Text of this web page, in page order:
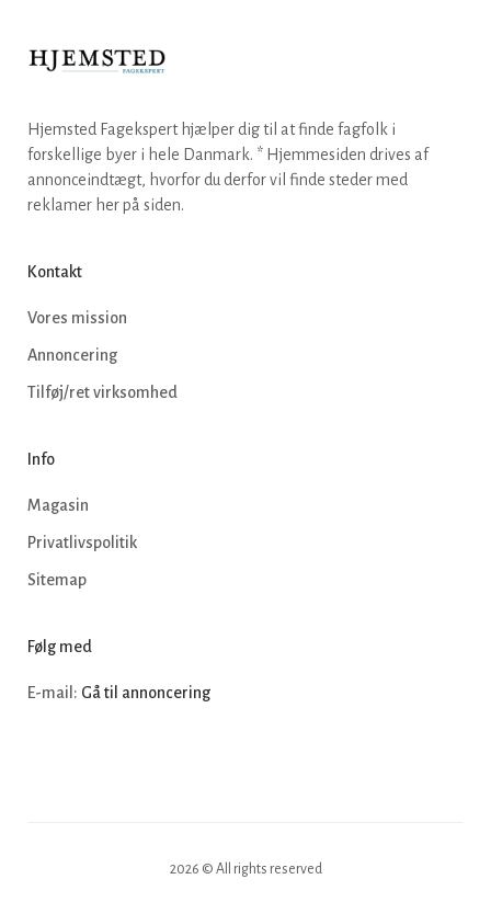
Hjemsted Fagekspert hjælper dig til at finde fagfolk i
forskellige byer i hele Danmark. * Hjemmesiden drives af
annonceindtægt, hvorfor du derfor vil finde steder med
reklamer her på siden.
Kontakt
Vores mission
Annoncering
Tilføj/ret virksomhed
Info
Magasin
Privatlivspolitik
Sitemap
Følg med
E-mail: Gå til annoncering
2026 © All rights reserved